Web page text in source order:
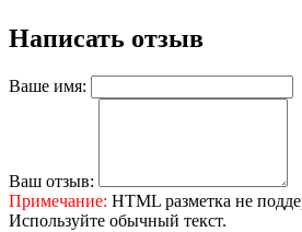
Написать отзыв
Ваше имя:
Ваш отзыв:
Примечание: HTML разметка не
Используйте обычный текст.